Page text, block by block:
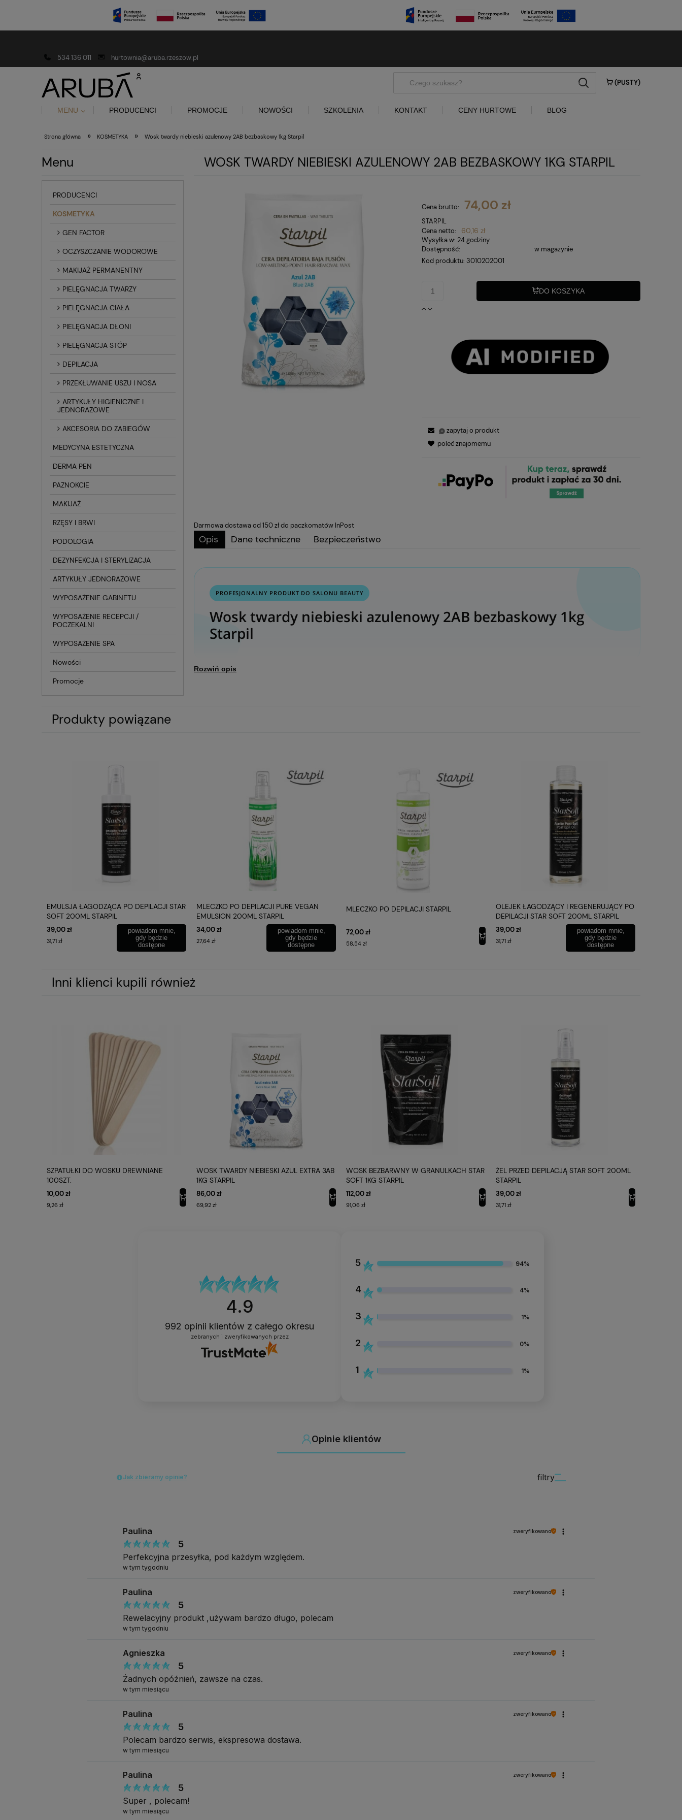
534 136 011
hurtownia@aruba.rzeszow.pl
(PUSTY)
szukaj
MENU PRODUCENCI PROMOCJE NOWOŚCI SZKOLENIA KONTAKT CENY HURTOWE BLOG
Strona główna » KOSMETYKA » Wosk twardy niebieski azulenowy 2AB bezbaskowy 1kg Starpil
Menu
PRODUCENCI
KOSMETYKA
GEN FACTOR
OCZYSZCZANIE WODOROWE
MAKIJAŻ PERMANENTNY
PIELĘGNACJA TWARZY
PIELĘGNACJA CIAŁA
PIELĘGNACJA DŁONI
PIELĘGNACJA STÓP
DEPILACJA
PRZEKŁUWANIE USZU I NOSA
ARTYKUŁY HIGIENICZNE I
JEDNORAZOWE
AKCESORIA DO ZABIEGÓW
MEDYCYNA ESTETYCZNA
DERMA PEN
PAZNOKCIE
MAKIJAŻ
RZĘSY I BRWI
PODOLOGIA
DEZYNFEKCJA I STERYLIZACJA
ARTYKUŁY JEDNORAZOWE
WYPOSAŻENIE GABINETU
WYPOSAŻENIE RECEPCJI /
POCZEKALNI
WYPOSAŻENIE SPA
Nowości
Promocje
WOSK TWARDY NIEBIESKI AZULENOWY 2AB BEZBASKOWY 1KG STARPIL
Cena brutto: 74,00 zł
STARPIL
Cena netto:
60,16 zł
Wysyłka w: 24 godziny
Dostępność:
w magazynie
Kod produktu: 3010202001
DO KOSZYKA
zapytaj o produkt
poleć znajomemu
Darmowa dostawa od 150 zł do paczkomatów InPost
Opis Dane techniczne Bezpieczeństwo
PROFESJONALNY PRODUKT DO SALONU BEAUTY
Wosk twardy niebieski azulenowy 2AB bezbaskowy 1kg
Starpil
WYBRANE INFORMACJE 1kg
Rozwiń opis
Produkty powiązane
EMULSJA ŁAGODZĄCA PO DEPILACJI STAR
SOFT 200ML STARPIL
39,00 zł
31,71 zł
powiadom mnie,
gdy będzie
dostępne
MLECZKO PO DEPILACJI PURE VEGAN
EMULSION 200ML STARPIL
34,00 zł
27,64 zł
powiadom mnie,
gdy będzie
dostępne
MLECZKO PO DEPILACJI STARPIL
72,00 zł
58,54 zł
OLEJEK ŁAGODZĄCY I REGENERUJĄCY PO
DEPILACJI STAR SOFT 200ML STARPIL
39,00 zł
31,71 zł
powiadom mnie,
gdy będzie
dostępne
Inni klienci kupili również
SZPATUŁKI DO WOSKU DREWNIANE
100SZT.
10,00 zł
9,26 zł
WOSK TWARDY NIEBIESKI AZUL EXTRA 3AB
1KG STARPIL
86,00 zł
69,92 zł
WOSK BEZBARWNY W GRANULKACH STAR
SOFT 1KG STARPIL
112,00 zł
91,06 zł
ŻEL PRZED DEPILACJĄ STAR SOFT 200ML
STARPIL
39,00 zł
31,71 zł
4.9
992 opinii klientów z całego okresu
zebranych i zweryfikowanych przez
5 94%
4 4%
3 1%
2 0%
1 1%
Opinie klientów
filtry
Jak zbieramy opinie?
Paulina zweryfikowano
5
Perfekcyjna przesyłka, pod każdym względem.
w tym tygodniu
Paulina zweryfikowano
5
Rewelacyjny produkt ,używam bardzo długo, polecam
w tym tygodniu
Agnieszka zweryfikowano
5
Żadnych opóźnień, zawsze na czas.
w tym miesiącu
Paulina zweryfikowano
5
Polecam bardzo serwis, ekspresowa dostawa.
w tym miesiącu
Paulina zweryfikowano
5
Super , polecam!
w tym miesiącu